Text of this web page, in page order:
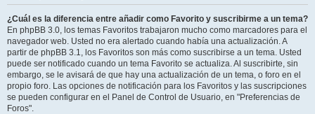
¿Cuál es la diferencia entre añadir como Favorito y suscribirme a un tema?
En phpBB 3.0, los temas Favoritos trabajaron mucho como marcadores para el
navegador web. Usted no era alertado cuando había una actualización. A
partir de phpBB 3.1, los Favoritos son más como suscribirse a un tema. Usted
puede ser notificado cuando un tema Favorito se actualiza. Al suscribirte, sin
embargo, se le avisará de que hay una actualización de un tema, o foro en el
propio foro. Las opciones de notificación para los Favoritos y las suscripciones
se pueden configurar en el Panel de Control de Usuario, en "Preferencias de
Foros".